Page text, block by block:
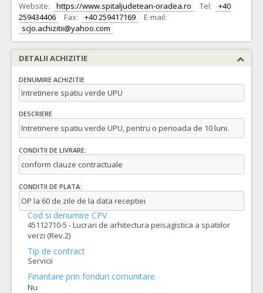
Website:
https://www.spitaljudetean-oradea.ro Tel:
+40
259434406
Fax: +40 259417169
E-mail:
scjo.achizitii@yahoo.com
DETALII ACHIZITIE
DENUMIRE ACHIZITIE
Intretinere spatiu verde UPU
DESCRIERE
Intretinere spatiu verde UPU, pentru o perioada de 10 luni.
CONDITII DE LIVRARE:
conform clauze contractuale
CONDITII DE PLATA:
OP la 60 de zile de la data receptiei
Cod si denumire CPV
45112710-5 - Lucrari de arhitectura peisagistica a spatiilor
verzi (Rev.2)
Tip de contract
Servicii
Finantare prin fonduri comunitare
Nu